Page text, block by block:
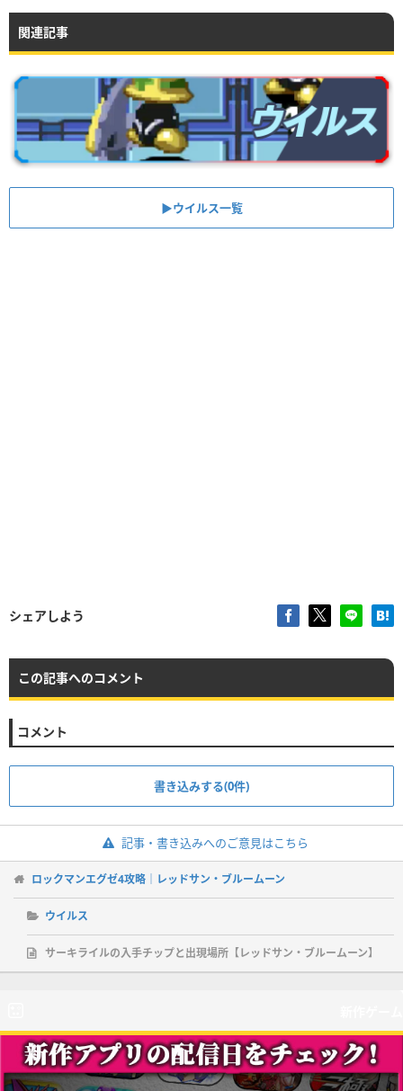
関連記事
▶︎ウイルス一覧
シェアしよう
この記事へのコメント
コメント
書き込みする(0件)
記事・書き込みへのご意見はこちら
ロックマンエグゼ4攻略｜レッドサン・ブルームーン
ウイルス
サーキライルの入手チップと出現場所【レッドサン・ブルームーン】